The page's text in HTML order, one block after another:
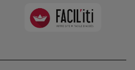
Faciliti